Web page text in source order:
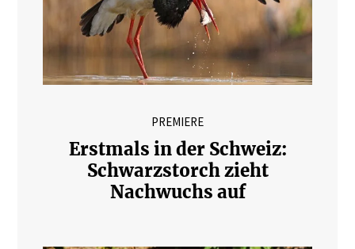
PREMIERE
Erstmals in der Schweiz:
Schwarzstorch zieht
Nachwuchs auf